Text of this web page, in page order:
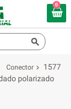
0

Conector 
1577
polarizado